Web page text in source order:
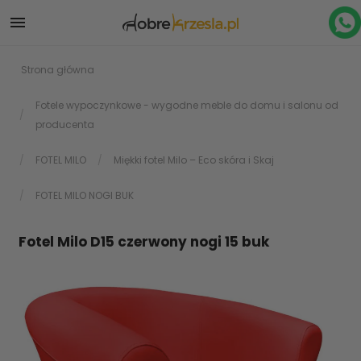

Strona główna
Fotele wypoczynkowe - wygodne meble do domu i salonu od
producenta
FOTEL MILO Miękki fotel Milo – Eco skóra i Skaj
FOTEL MILO NOGI BUK
Fotel Milo D15 czerwony nogi 15 buk